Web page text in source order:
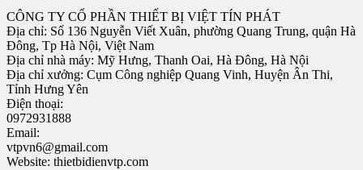
CÔNG TY CỔ PHẦN THIẾT BỊ VIỆT TÍN PHÁT
Địa chỉ: Số 136 Nguyễn Viết Xuân, phường Quang Trung, quận Hà
Đông, Tp Hà Nội, Việt Nam
Địa chỉ nhà máy: Mỹ Hưng, Thanh Oai, Hà Đông, Hà Nội
Địa chỉ xưởng: Cụm Công nghiệp Quang Vinh, Huyện Ân Thi,
Tỉnh Hưng Yên
Điện thoại:
0972931888
Email:
vtpvn6@gmail.com
Website: thietbidienvtp.com